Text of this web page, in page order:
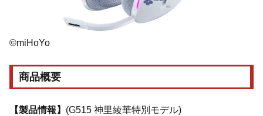
©miHoYo
商品概要
【製品情報】 (G515 神里綾華特別モデル)